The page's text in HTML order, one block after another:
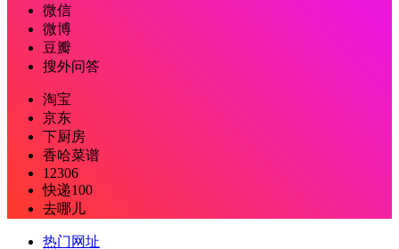
微信
微博
豆瓣
搜外问答
淘宝
京东
下厨房
香哈菜谱
12306
快递100
去哪儿
热门网址